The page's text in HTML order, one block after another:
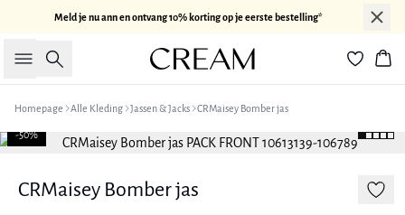
Meld je nu ann en ontvang 10% korting op je eerste bestelling*
Zoeken
Homepage Alle Kleding Jassen & Jacks CRMaisey Bomber jas
-50%
CRMaisey Bomber jas